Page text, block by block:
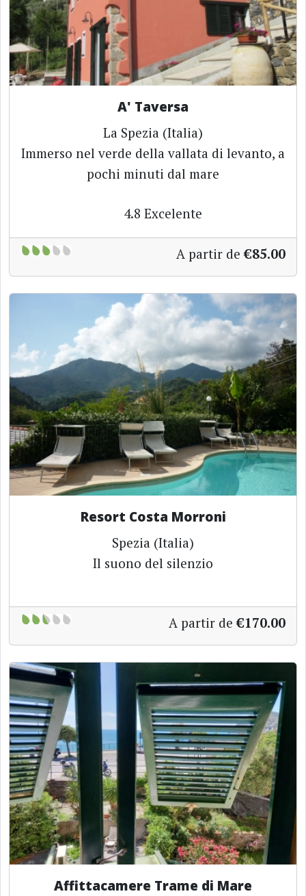
A' Taversa
La Spezia (Italia)
Immerso nel verde della vallata di levanto, a
pochi minuti dal mare
4.8 Excelente
A partir de €85.00
Resort Costa Morroni
Spezia (Italia)
Il suono del silenzio
A partir de €170.00
Affittacamere Trame di Mare